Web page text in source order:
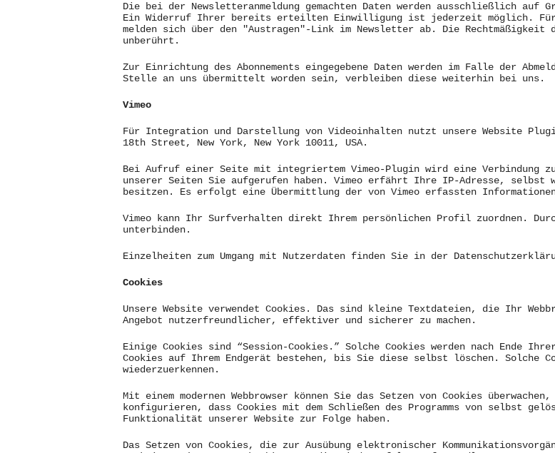
Die bei der Newsletteranmeldung gemachten Daten werden ausschließlich
Ein Widerruf Ihrer bereits erteilten Einwilligung ist jederzeit möglich. Für
melden sich über den "Austragen"-Link im Newsletter ab. Die
unberührt.
Zur Einrichtung des Abonnements eingegebene Daten werden im Falle der
Stelle an uns übermittelt worden sein, verbleiben diese weiterhin bei uns.
Vimeo
Für Integration und Darstellung von Videoinhalten nutzt unsere Website
18th Street, New York, New York 10011, USA.
Bei Aufruf einer Seite mit integriertem Vimeo-Plugin wird eine Verbindung
unserer Seiten Sie aufgerufen haben. Vimeo erfährt Ihre IP-Adresse,
besitzen. Es erfolgt eine Übermittlung der von Vimeo erfassten
Vimeo kann Ihr Surfverhalten direkt Ihrem persönlichen Profil zuordnen.
unterbinden.
Einzelheiten zum Umgang mit Nutzerdaten finden Sie in der
Cookies
Unsere Website verwendet Cookies. Das sind kleine Textdateien, die Ihr
Angebot nutzerfreundlicher, effektiver und sicherer zu machen.
Einige Cookies sind “Session-Cookies.” Solche Cookies werden nach Ende
Cookies auf Ihrem Endgerät bestehen, bis Sie diese selbst löschen. Solche
wiederzuerkennen.
Mit einem modernen Webbrowser können Sie das Setzen von Cookies
konfigurieren, dass Cookies mit dem Schließen des Programms von selbst
Funktionalität unserer Website zur Folge haben.
Das Setzen von Cookies, die zur Ausübung elektronischer